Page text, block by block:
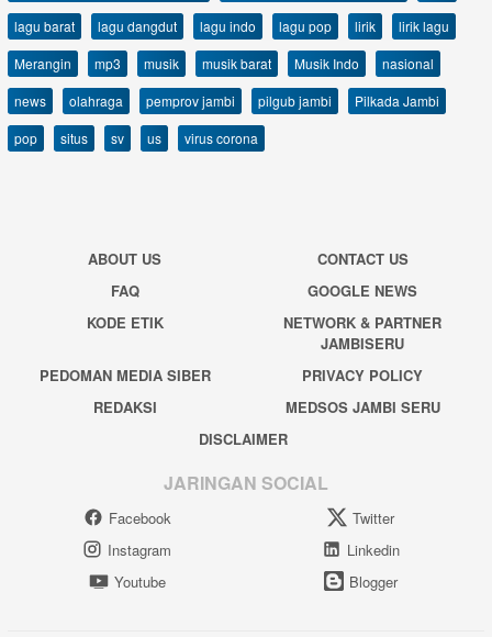
lagu barat
lagu dangdut lagu indo lagu pop lirik
lirik lagu
Merangin
mp3 musik musik barat Musik Indo
nasional
news
olahraga pemprov jambi pilgub jambi
Pilkada Jambi
pop
situs sv us virus corona
ABOUT US
CONTACT US
FAQ
GOOGLE NEWS
KODE ETIK
NETWORK & PARTNER
JAMBISERU
PEDOMAN MEDIA SIBER
PRIVACY POLICY
REDAKSI
MEDSOS JAMBI SERU
DISCLAIMER
JARINGAN SOCIAL
Facebook
Twitter
Instagram
Linkedin
Youtube
Blogger